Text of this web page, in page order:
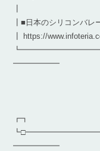
┃■日本のシリコンバレ
┃ https://
━━━━━━
┏┓
━━━━━━